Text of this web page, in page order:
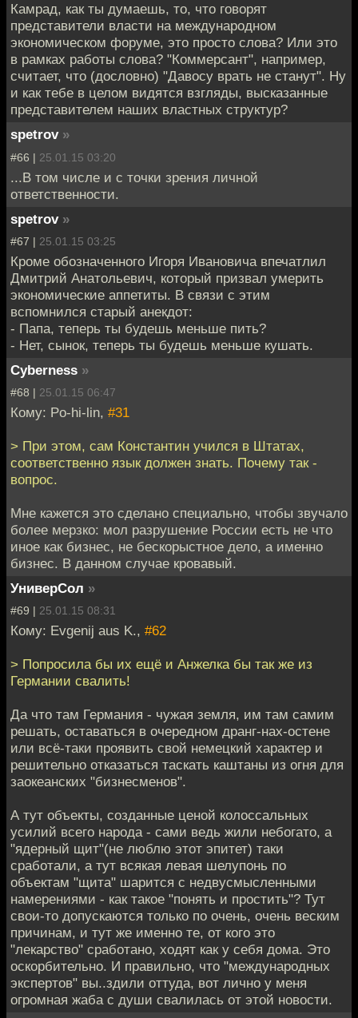
Камрад, как ты думаешь, то, что говорят
представители власти на международном
экономическом форуме, это просто слова? Или это
в рамках работы слова? "Коммерсант", например,
считает, что (дословно) "Давосу врать не станут". Ну
и как тебе в целом видятся взгляды, высказанные
представителем наших властных структур?
spetrov »
#66 | 25.01.15 03:20
...В том числе и с точки зрения личной
ответственности.
spetrov »
#67 | 25.01.15 03:25
Кроме обозначенного Игоря Ивановича впечатлил
Дмитрий Анатольевич, который призвал умерить
экономические аппетиты. В связи с этим
вспомнился старый анекдот:
- Папа, теперь ты будешь меньше пить?
- Нет, сынок, теперь ты будешь меньше кушать.
Cyberness »
#68 | 25.01.15 06:47
Кому: Po-hi-lin, #31
> При этом, сам Константин учился в Штатах,
соответственно язык должен знать. Почему так -
вопрос.
Мне кажется это сделано специально, чтобы звучало
более мерзко: мол разрушение России есть не что
иное как бизнес, не бескорыстное дело, а именно
бизнес. В данном случае кровавый.
УниверСол »
#69 | 25.01.15 08:31
Кому: Evgenij aus K., #62
> Попросила бы их ещё и Анжелка бы так же из
Германии свалить!
Да что там Германия - чужая земля, им там самим
решать, оставаться в очередном дранг-нах-остене
или всё-таки проявить свой немецкий характер и
решительно отказаться таскать каштаны из огня для
заокеанских "бизнесменов".
А тут объекты, созданные ценой колоссальных
усилий всего народа - сами ведь жили небогато, а
"ядерный щит"(не люблю этот эпитет) таки
сработали, а тут всякая левая шелупонь по
объектам "щита" шарится с недвусмысленными
намерениями - как такое "понять и простить"? Тут
свои-то допускаются только по очень, очень веским
причинам, и тут же именно те, от кого это
"лекарство" сработано, ходят как у себя дома. Это
оскорбительно. И правильно, что "международных
экспертов" вы..здили оттуда, вот лично у меня
огромная жаба с души свалилась от этой новости.